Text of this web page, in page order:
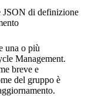
JSON di definizione
una o più
Management.
breve e
del gruppo è
.